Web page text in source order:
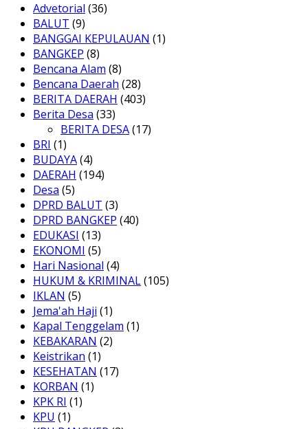
Advetorial (36)
BALUT (9)
BANGGAI KEPULAUAN (1)
BANGKEP (8)
Bencana Alam (8)
Bencana Daerah (28)
BERITA DAERAH (403)
Berita Desa (33)
BERITA DESA(17)
BRI (1)
BUDAYA(4)
DAERAH (194)
Desa (5)
DPRD BALUT (3)
DPRD BANGKEP (40)
EDUKASI (13)
EKONOMI (5)
Hari Nasional (4)
HUKUM & KRIMINAL(105)
IKLAN (5)
Jema'ah Haji (1)
Kapal Tenggelam (1)
KEBAKARAN (2)
Keistrikan (1)
KESEHATAN (17)
KORBAN (1)
KPK RI (1)
KPU (1)